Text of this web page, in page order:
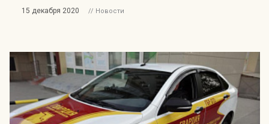
15 декабря 2020 // Новости